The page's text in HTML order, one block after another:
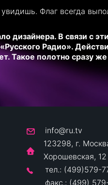
Флаг всегда
дизайнера. В связи с
Радио».
Такое полотно сразу
info@ru.tv
123298, г.
Хорошевская, 12
тел.: (499)579-
факс.: (499)